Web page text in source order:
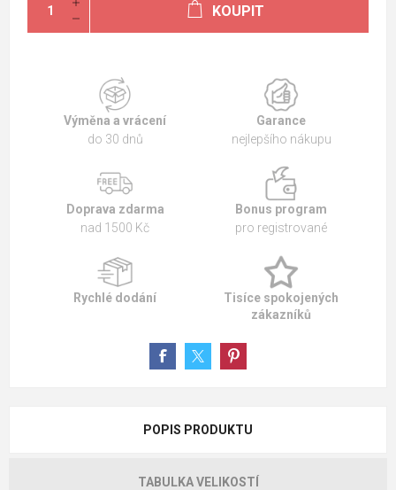
KOUPIT
Výměna a vrácení
do 30 dnů
Garance
nejlepšího nákupu
Doprava zdarma
nad 1500 Kč
Bonus program
pro registrované
Rychlé dodání
Tisíce spokojených
zákazníků
POPIS PRODUKTU
TABULKA VELIKOSTÍ